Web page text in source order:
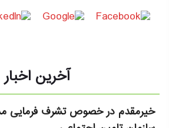
آخرین اخبار
خیرمقدم در خصوص تشرف فرمایی